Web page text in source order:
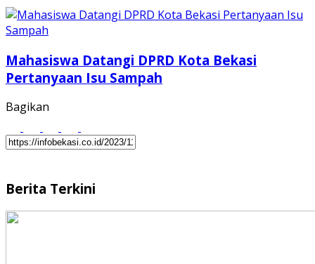
Mahasiswa Datangi DPRD Kota Bekasi
Pertanyaan Isu Sampah
Bagikan
Berita Terkini